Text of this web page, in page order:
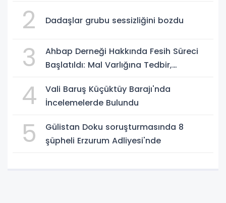
2 Dadaşlar grubu sessizliğini bozdu
3
Ahbap Derneği Hakkında Fesih Süreci
Başlatıldı: Mal Varlığına Tedbir,
4
Vali Baruş Küçüktüy Barajı'nda
İncelemelerde Bulundu
5
Gülistan Doku soruşturmasında 8
şüpheli Erzurum Adliyesi'nde